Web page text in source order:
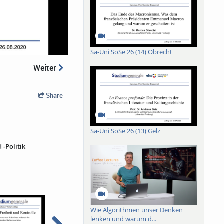
Weiter
Share
-Politik
Klassik‘
literarische
auf zwei
dem Vortrag über
Teilnahmslosigkeit“
Sa-Uni SoSe 26 (14) Obrecht
Sa-Uni SoSe 26 (13) Gelz
Wie Algorithmen unser Denken
lenken und warum d...